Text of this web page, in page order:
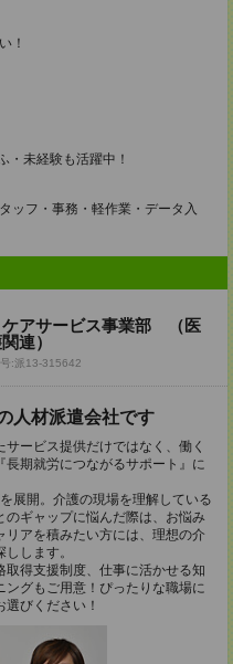
！
・未経験も活躍中！
ッフ・事務・軽作業・データ入
アサービス事業部 （医
連）
:派13-315642
人材派遣会社です
ービス提供だけではなく、働く
期就労につながるサポート』に
展開。介護の現場を理解している
ギャップに悩んだ際は、お悩み
リアを積みたい方には、理想の介
します。
得支援制度、仕事に活かせる知
グもご用意！ぴったりな職場に
びください！